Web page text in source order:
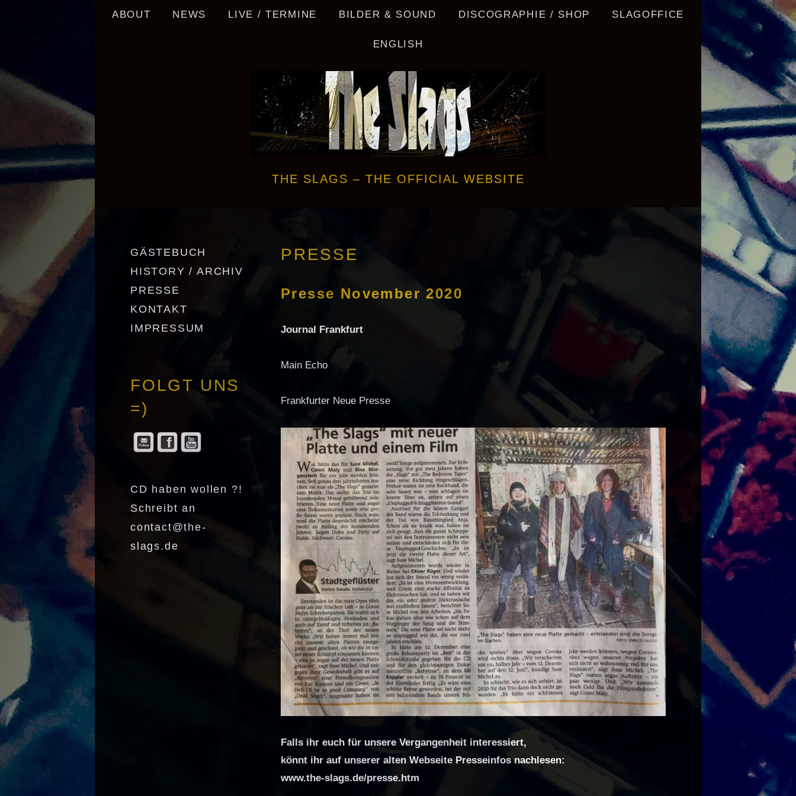
ABOUT NEWS LIVE / TERMINE BILDER & SOUND DISCOGRAPHIE / SHOP SLAGOFFICE
ENGLISH
THE SLAGS – THE OFFICIAL WEBSITE
PRESSE
Presse November 2020
Journal Frankfurt
Main Echo
Frankfurter Neue Presse
Falls ihr euch für unsere Vergangenheit interessiert,
könnt ihr auf unserer alten Webseite Presseinfos nachlesen:
www.the-slags.de/presse.htm
GÄSTEBUCH
HISTORY / ARCHIV
PRESSE
KONTAKT
IMPRESSUM
FOLGT UNS
=)
CD haben wollen ?!
Schreibt an
contact@the-
slags.de